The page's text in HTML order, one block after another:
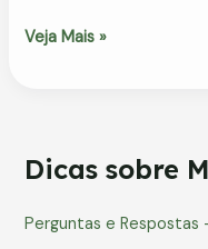
Perguntas
Sobre
e
Veja Mais »
Dicas sobre
Perguntas e Respostas